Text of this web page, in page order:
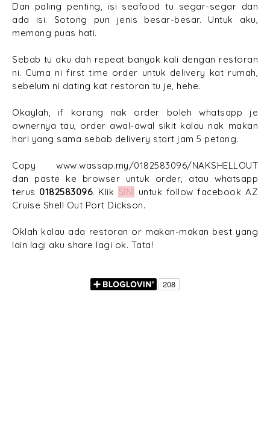
Dan paling penting, isi seafood tu segar-segar dan
ada isi. Sotong pun jenis besar-besar. Untuk aku,
memang puas hati.
Sebab tu aku dah repeat banyak kali dengan restoran
ni. Cuma ni first time order untuk delivery kat rumah,
sebelum ni dating kat restoran tu je, hehe.
Okaylah, if korang nak order boleh whatsapp je
ownernya tau, order awal-awal sikit kalau nak makan
hari yang sama sebab delivery start jam 5 petang.
Copy www.wassap.my/0182583096/NAKSHELLOUT
dan paste ke browser untuk order, atau whatsapp
terus 0182583096. Klik SINI
untuk follow facebook AZ
Cruise Shell Out Port Dickson.
Oklah kalau ada restoran or makan-makan best yang
lain lagi aku share lagi ok. Tata!